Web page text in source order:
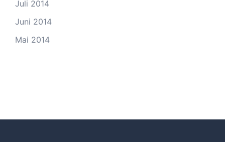
Juli 2014
Juni 2014
Mai 2014